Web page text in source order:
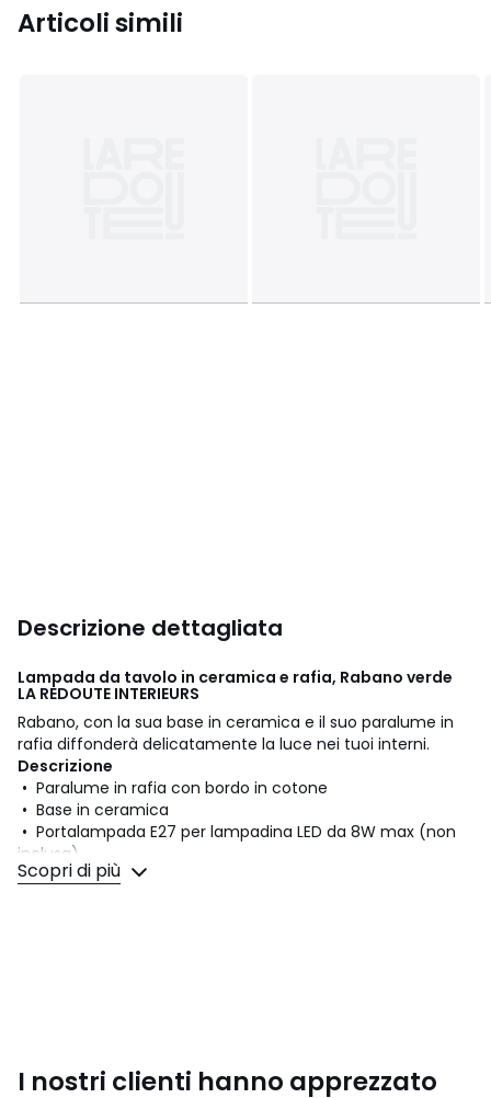
Articoli simili
Descrizione dettagliata
Lampada da tavolo in ceramica e rafia, Rabano verde
LA REDOUTE INTERIEURS
Rabano, con la sua base in ceramica e il suo paralume in
rafia diffonderà delicatamente la luce nei tuoi interni.
Descrizione
• Paralume in rafia con bordo in cotone
• Base in ceramica
• Portalampada E27 per lampadina LED da 8W max (non
inclusa)
• L41 x H39 x P41 cm, 3,1 kg
Scopri di più
I nostri clienti hanno apprezzato